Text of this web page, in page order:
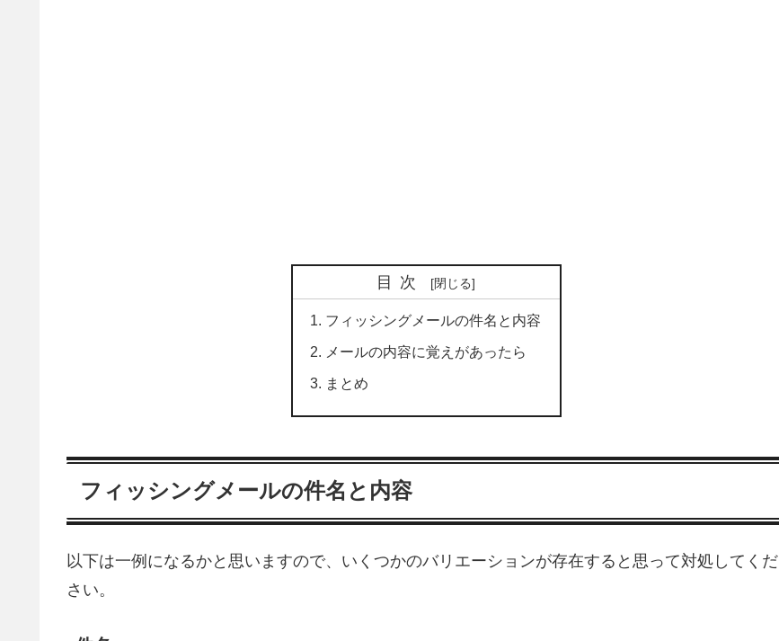
目次
フィッシングメールの件名と内容
メールの内容に覚えがあったら
まとめ
フィッシングメールの件名と内容
以下は一例になるかと思いますので、いくつかのバリエーションが存在すると思って対処してくだ
さい。